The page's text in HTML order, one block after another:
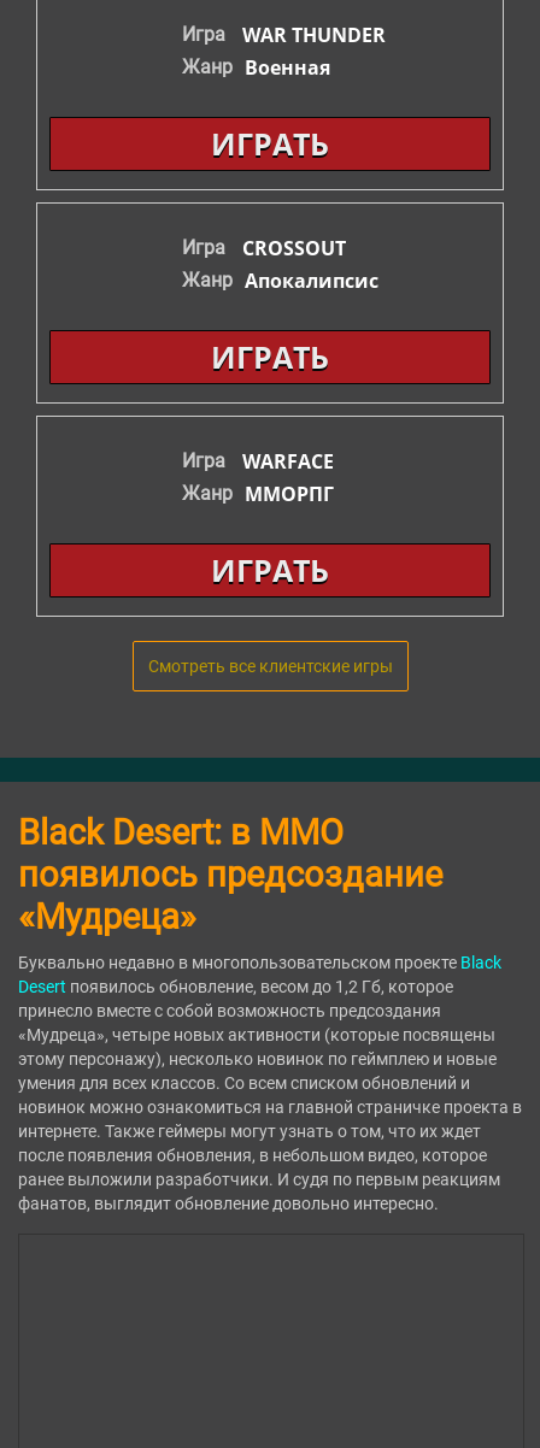
Игра WAR THUNDER
Жанр Военная
ИГРАТЬ
Игра CROSSOUT
Жанр Апокалипсис
ИГРАТЬ
Игра WARFACE
Жанр ММОРПГ
ИГРАТЬ
Смотреть все клиентские игры
Black Desert: в ММО
появилось предсоздание
«Мудреца»
Буквально недавно в многопользовательском проекте Black
Desert появилось обновление, весом до 1,2 Гб, которое
принесло вместе с собой возможность предсоздания
«Мудреца», четыре новых активности (которые посвящены
этому персонажу), несколько новинок по геймплею и новые
умения для всех классов. Со всем списком обновлений и
новинок можно ознакомиться на главной страничке проекта в
интернете. Также геймеры могут узнать о том, что их ждет
после появления обновления, в небольшом видео, которое
ранее выложили разработчики. И судя по первым реакциям
фанатов, выглядит обновление довольно интересно.